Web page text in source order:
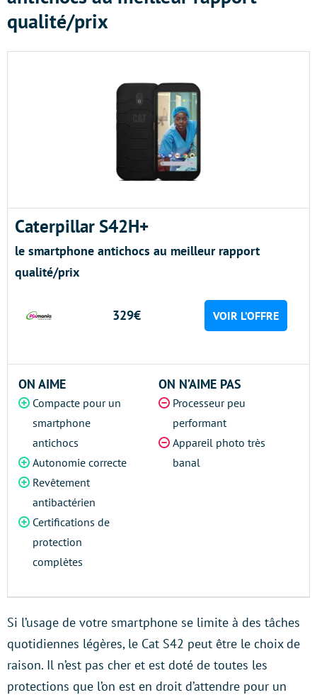
qualité/prix
Caterpillar S42H+
le smartphone antichocs au meilleur rapport
qualité/prix
329€ VOIR L’OFFRE
ON AIME
Compacte pour un
smartphone
antichocs
Autonomie correcte
Revêtement
antibactérien
Certifications de
protection
complètes
ON N’AIME PAS
Processeur peu
performant
Appareil photo très
banal
Si l’usage de votre smartphone se limite à des tâches
quotidiennes légères, le Cat S42 peut être le choix de
raison. Il n’est pas cher et est doté de toutes les
protections que l’on est en droit d’attendre pour un